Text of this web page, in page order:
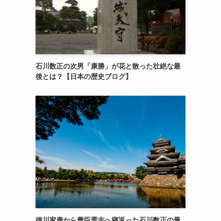
石川数正の次男「康勝」が花と散った壮絶な最
後とは？【日本の歴史ブログ】